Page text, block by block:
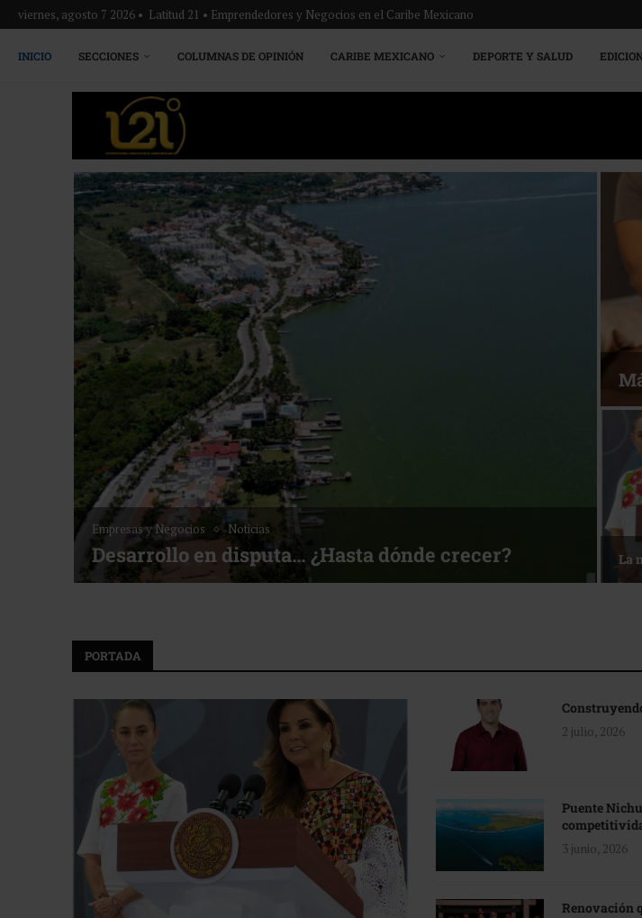
viernes, agosto 7 2026 • Latitud 21 • Emprendedores y Negocios en el Caribe Mexicano
INICIO SECCIONES COLUMNAS DE OPINIÓN CARIBE MEXICANO DEPORTE Y SALUD
Noticias
Bottega, un viaje servido a la mesa
PORTADA
2 julio, 2026
Puente
3 junio, 2026
Renovación